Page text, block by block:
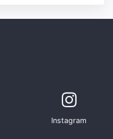
Instagram